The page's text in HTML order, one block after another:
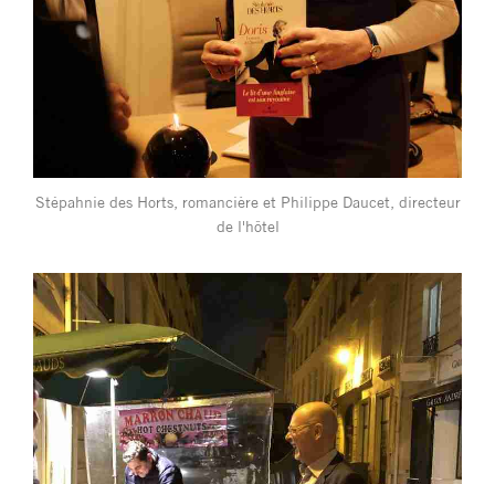
Stépahnie des Horts, romancière et Philippe Daucet, directeur
de l'hôtel